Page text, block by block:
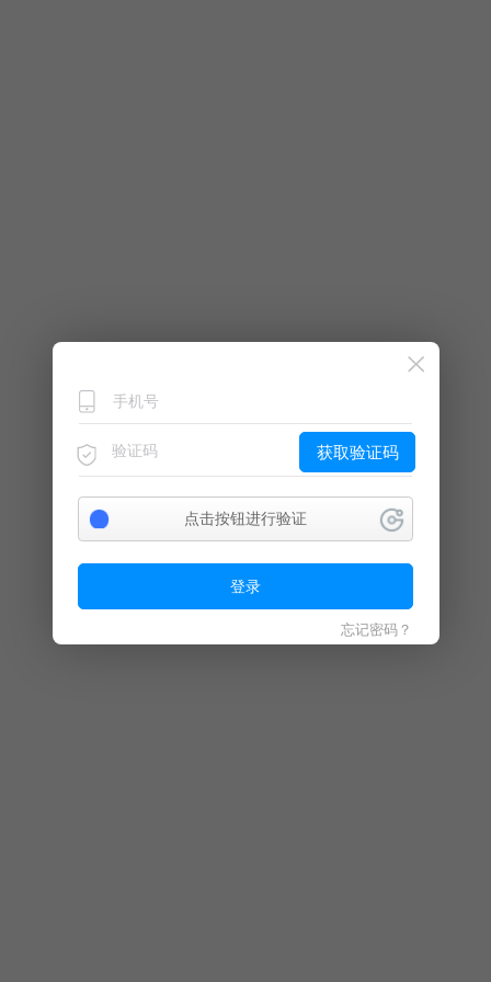
获取验证码
点击按钮进行验证
登录
忘记密码？